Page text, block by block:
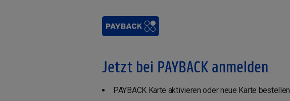
Jetzt bei PAYBACK anmelden
PAYBACK Karte aktivieren oder neue Karte bestellen